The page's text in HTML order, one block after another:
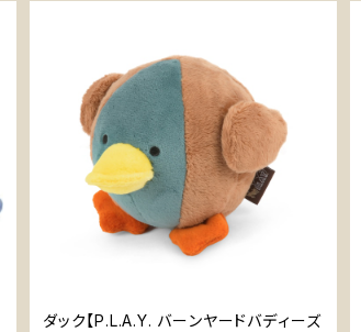
ダック【P.L.A.Y. バーンヤードバディーズ